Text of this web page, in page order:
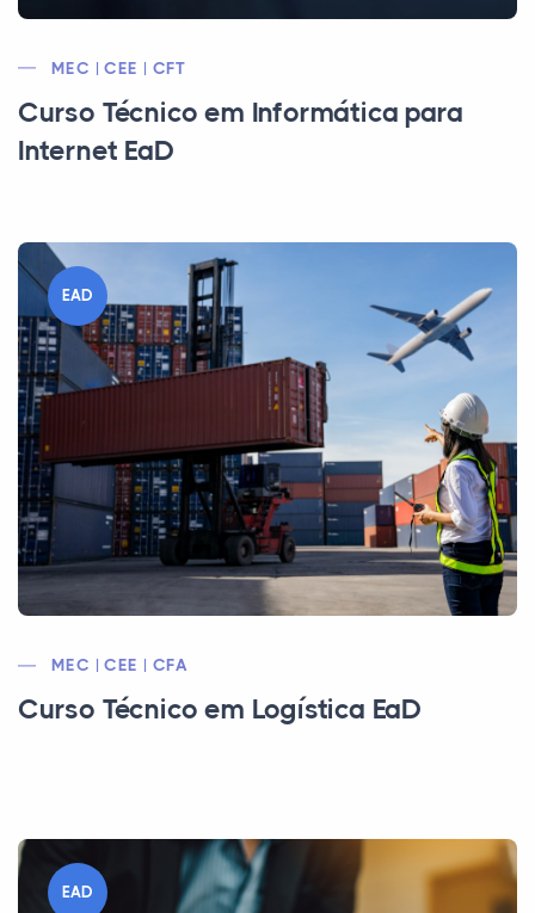
MEC | CEE | CFT
Curso Técnico em Informática para
Internet EaD
EAD
MEC | CEE | CFA
Curso Técnico em Logística EaD
EAD